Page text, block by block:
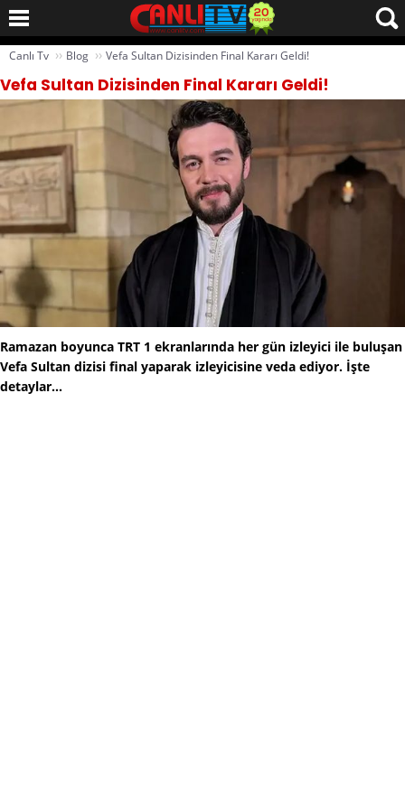
Canlı Tv ›› Blog ›› Vefa Sultan Dizisinden Final Kararı Geldi!
Vefa Sultan Dizisinden Final Kararı Geldi!
Ramazan boyunca TRT 1 ekranlarında her gün izleyici ile buluşan
Vefa Sultan dizisi final yaparak izleyicisine veda ediyor. İşte
detaylar...